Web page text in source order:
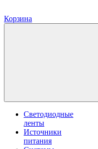
Корзина
Светодиодные
ленты
Источники
питания